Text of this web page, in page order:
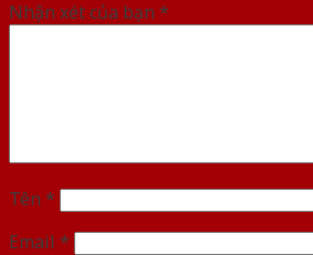
Nhận xét của bạn *
Tên *
Email *